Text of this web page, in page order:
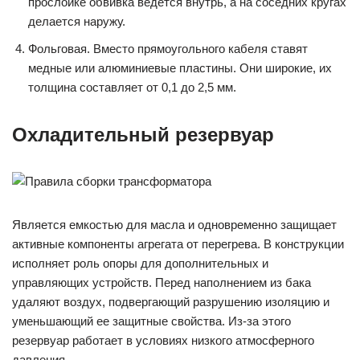
делается наружу.
Фольговая. Вместо прямоугольного кабеля ставят
медные или алюминиевые пластины. Они широкие, их
толщина составляет от 0,1 до 2,5 мм.
Охладительный резервуар
Является емкостью для масла и одновременно защищает
активные компоненты агрегата от перегрева. В конструкции
исполняет роль опоры для дополнительных и
управляющих устройств. Перед наполнением из бака
удаляют воздух, подвергающий разрушению изоляцию и
уменьшающий ее защитные свойства. Из-за этого
резервуар работает в условиях низкого атмосферного